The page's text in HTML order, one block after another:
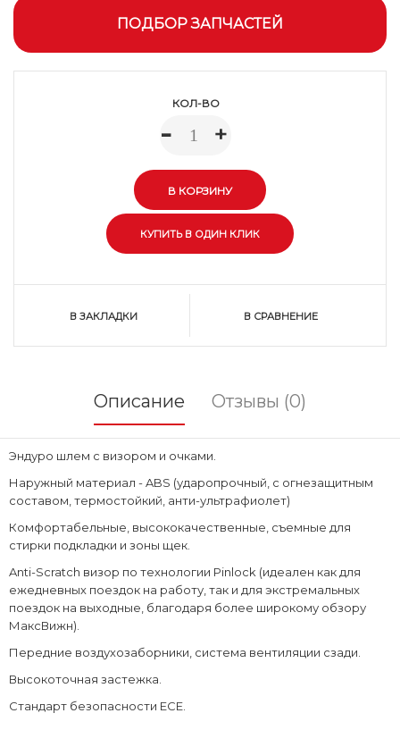
ПОДБОР ЗАПЧАСТЕЙ
КОЛ-ВО
- +
В ЗАКЛАДКИ В СРАВНЕНИЕ
Описание Отзывы (0)
Эндуро шлем с визором и очками.
Наружный материал - ABS (ударопрочный, с огнезащитным
составом, термостойкий, анти-ультрафиолет)
Комфортабельные, высококачественные, съемные для
стирки подкладки и зоны щек.
Anti-Scratch визор по технологии Pinlock (идеален как для
ежедневных поездок на работу, так и для экстремальных
поездок на выходные, благодаря более широкому обзору
МаксВижн).
Передние воздухозаборники, система вентиляции сзади.
Высокоточная застежка.
Стандарт безопасности ECE.